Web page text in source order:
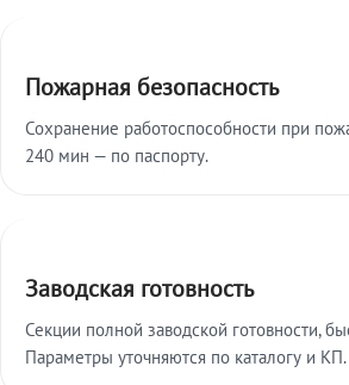
Пожарная безопасность
Сохранение работоспособности при
240 мин — по паспорту.
Заводская готовность
Секции полной заводской готовности,
Параметры уточняются по каталогу и КП.